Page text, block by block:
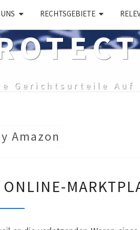
RECHTSGEBIETE
Gerichtsurteile Auf
Amazon
DURCH